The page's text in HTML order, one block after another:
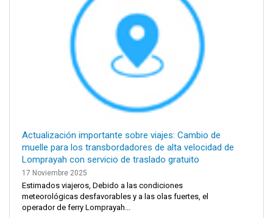
Actualización importante sobre viajes: Cambio de
muelle para los transbordadores de alta velocidad de
Lomprayah con servicio de traslado gratuito
17 Noviembre 2025
Estimados viajeros, Debido a las condiciones
meteorológicas desfavorables y a las olas fuertes, el
operador de ferry Lomprayah...